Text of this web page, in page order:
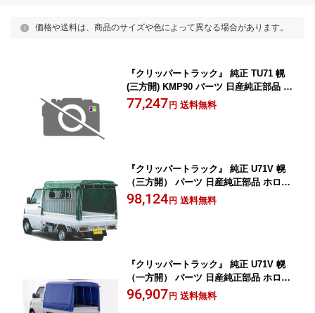
価格や送料は、商品のサイズや色によって異なる場合があります。
『クリッパートラック』 純正 TU71 幌
(三方開) KMP90 パーツ 日産純正部品 ホ
ロ トラック幌 CLIPPER オプション ア
クセサリー 用品
77,247 円 送料無料
『クリッパートラック』 純正 U71V 幌
（三方開） パーツ 日産純正部品 ホロ
トラック幌 CLIPPER オプション アク
セサリー 用品
98,124 円 送料無料
『クリッパートラック』 純正 U71V 幌
（一方開） パーツ 日産純正部品 ホロ
トラック幌 CLIPPER オプション アク
セサリー 用品
96,907 円 送料無料